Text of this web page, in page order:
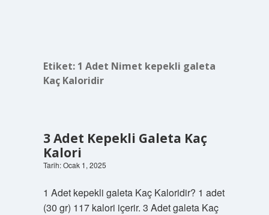
Etiket: 1 Adet Nimet kepekli galeta
Kaç Kaloridir
3 Adet Kepekli Galeta Kaç
Kalori
Tarih: Ocak 1, 2025
1 Adet kepekli galeta Kaç Kaloridir? 1 adet
(30 gr) 117 kalori içerir. 3 Adet galeta Kaç